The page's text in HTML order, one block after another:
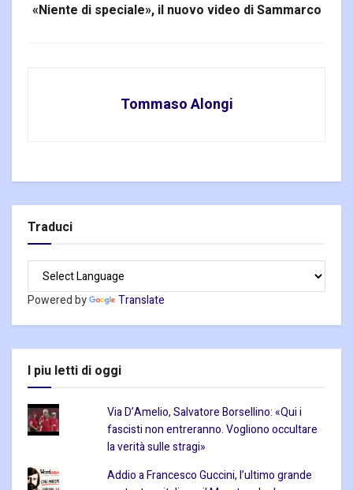
«Niente di speciale», il nuovo video di Sammarco
Tommaso Alongi
Traduci
Powered by Translate
I piu letti di oggi
Via D’Amelio, Salvatore Borsellino: «Qui i
fascisti non entreranno. Vogliono occultare
la verità sulle stragi»
Addio a Francesco Guccini, l’ultimo grande